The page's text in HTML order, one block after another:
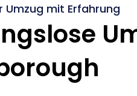
Umzug mit Erfahrung